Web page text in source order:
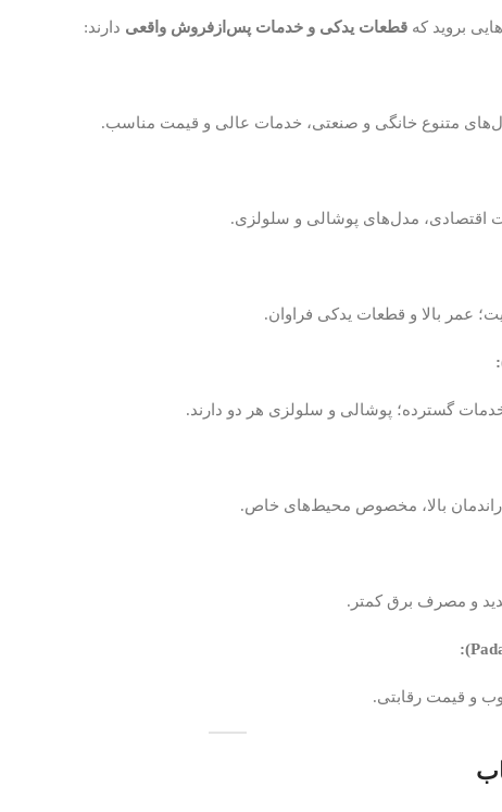
بروید که قطعات یدکی و خدمات پس‌ازفروش واقعی دارند:
متنوع خانگی و صنعتی، خدمات عالی و قیمت مناسب.
اقتصادی، مدل‌های پوشالی و سلولزی.
عمر بالا و قطعات یدکی فراوان.
گسترده؛ پوشالی و سلولزی هر دو دارند.
بالا، مخصوص محیط‌های خاص.
و مصرف برق کمتر.
و قیمت رقابتی.